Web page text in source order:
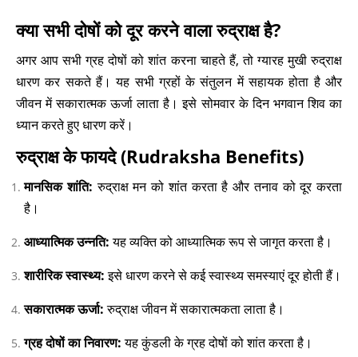
क्या सभी दोषों को दूर करने वाला रुद्राक्ष है?
अगर आप सभी ग्रह दोषों को शांत करना चाहते हैं, तो ग्यारह मुखी रुद्राक्ष
धारण कर सकते हैं। यह सभी ग्रहों के संतुलन में सहायक होता है और
जीवन में सकारात्मक ऊर्जा लाता है। इसे सोमवार के दिन भगवान शिव का
ध्यान करते हुए धारण करें।
रुद्राक्ष के फायदे (Rudraksha Benefits)
मानसिक शांति:रुद्राक्ष मन को शांत करता है और तनाव को दूर करता
है।
आध्यात्मिक उन्नति:यह व्यक्ति को आध्यात्मिक रूप से जागृत करता है।
शारीरिक स्वास्थ्य:इसे धारण करने से कई स्वास्थ्य समस्याएं दूर होती हैं।
सकारात्मक ऊर्जा:रुद्राक्ष जीवन में सकारात्मकता लाता है।
ग्रह दोषों का निवारण:यह कुंडली के ग्रह दोषों को शांत करता है।